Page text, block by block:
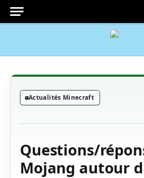
Actualités Minecraft
Questions/
Mojang autour